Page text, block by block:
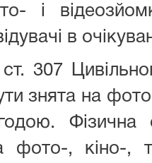
і
в
307
знята на
Фізична
фото-, кіно-,